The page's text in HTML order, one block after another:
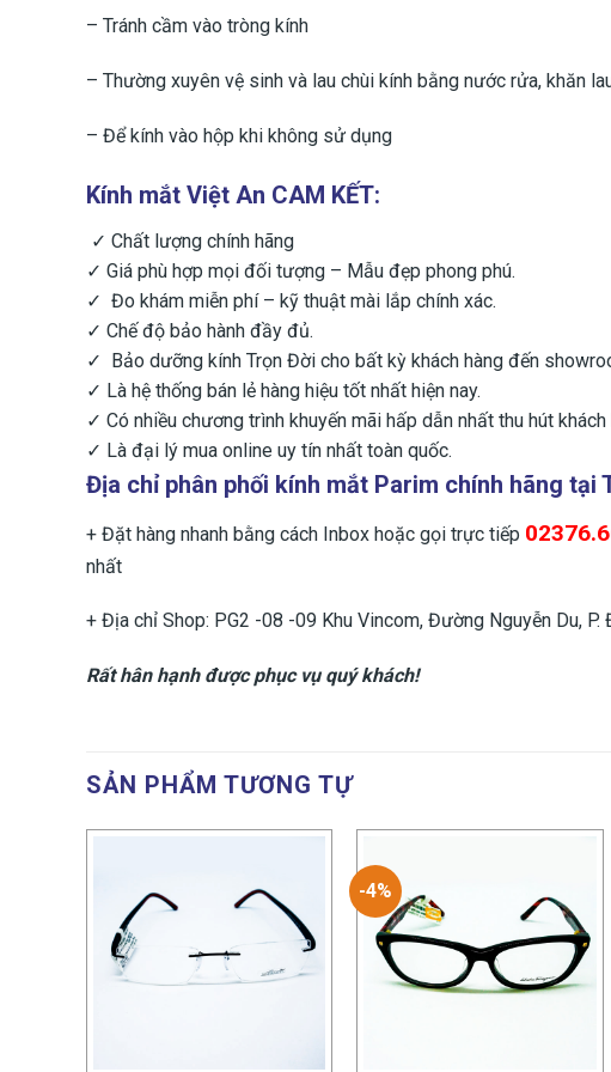
– Tránh cầm vào tròng kính
– Thường xuyên vệ sinh và lau chùi kính bằng nước rửa, khăn
– ​Để kính vào hộp khi không sử dụng
Kính mắt Việt An CAM KẾT:
✓ Chất lượng chính hãng
✓ Giá phù hợp mọi đối tượng – Mẫu đẹp phong phú.
✓ Đo khám miễn phí – kỹ thuật mài lắp chính xác.
✓ Chế độ bảo hành đầy đủ.
✓ Bảo dưỡng kính Trọn Đời cho bất kỳ khách hàng đến
✓ Là hệ thống bán lẻ hàng hiệu tốt nhất hiện nay.
✓ Có nhiều chương trình khuyến mãi hấp dẫn nhất thu hút khách
✓ Là đại lý mua online uy tín nhất toàn quốc.
Địa chỉ phân phối kính mắt Parim chính hãng tại
+ Đặt hàng nhanh bằng cách Inbox hoặc gọi trực tiếp
nhất
+ Địa chỉ Shop: PG2 -08 -09 Khu Vincom, Đường Nguyễn Du, P.
Rất hân hạnh được phục vụ quý khách!
SẢN PHẨM TƯƠNG TỰ
-4%